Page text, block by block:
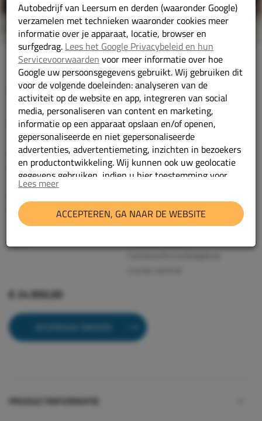
Peugeot e-Partner
136 L2 50 kWh Camera/Airco/Adaptive cruise
control
Bouwjaar: 2025
Brandstof: Elektrisch
Transmissie:
Kenteken: V28LSV
Kleur: blauw
€ 24.950,00
AFSPRAAK MAKEN
PRODUCTINFORMATIE
Autobedrijf van Leersum en derden (waaronder Google)
verzamelen met technieken waaronder cookies meer
informatie over je apparaat, locatie, browser en
surfgedrag. Lees het Google Privacybeleid en hun
Servicevoorwaarden voor meer informatie over hoe
Google uw persoonsgegevens gebruikt. Wij gebruiken dit
voor de volgende doeleinden: analyseren van de
activiteit op de website en app, integreren van social
media, personaliseren van content en marketing,
informatie op een apparaat opslaan en/of openen,
gepersonaliseerde en niet gepersonaliseerde
advertenties, advertentiemeting, inzichten in bezoekers
en productontwikkeling. Wij kunnen ook uw geolocatie
gegevens gebruiken, indien u hier toestemming voor
geeft.
Geef toestemming of stel uw eigen keuze incookie-
instellingen.Lees meer in onzeprivacy policy.
Lees meer
ACCEPTEREN, GA NAAR DE WEBSITE